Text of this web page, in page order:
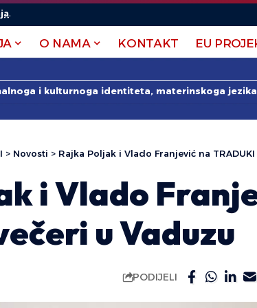
.
O NAMA KONTAKT EU
i kulturnoga identiteta, materinskoga
> Novosti > Rajka Poljak i Vlado Franjević na
i Vlado
u Vaduzu
PODIJELI